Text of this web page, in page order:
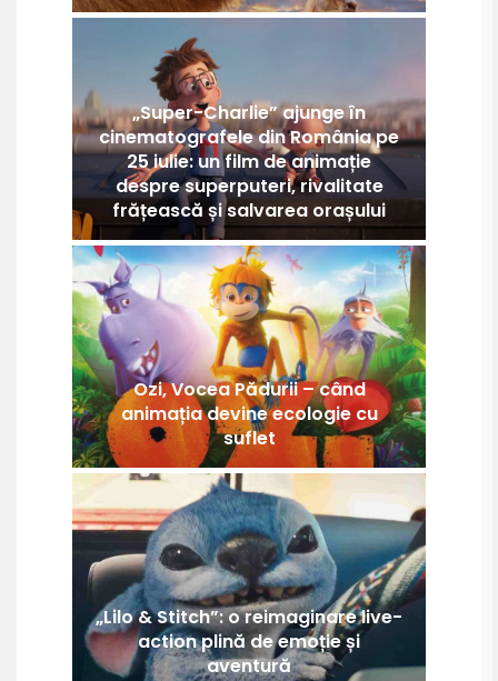
„Super-Charlie” ajunge în
cinematografele din România pe
25 iulie: un film de animație
despre superputeri, rivalitate
frățească și salvarea orașului
Ozi, Vocea Pădurii – când
animația devine ecologie cu
suflet
„Lilo & Stitch”: o reimaginare live-
action plină de emoție și
aventură